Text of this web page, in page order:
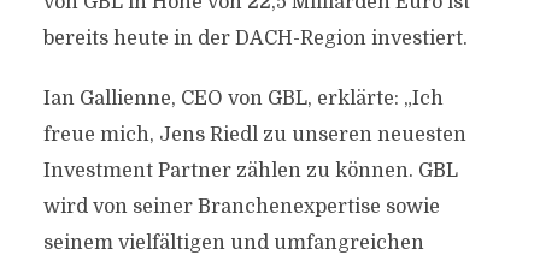
bereits heute in der DACH-Region investiert.
Ian Gallienne, CEO von GBL, erklärte: „Ich
freue mich, Jens Riedl zu unseren neuesten
Investment Partner zählen zu können. GBL
wird von seiner Branchenexpertise sowie
seinem vielfältigen und umfangreichen